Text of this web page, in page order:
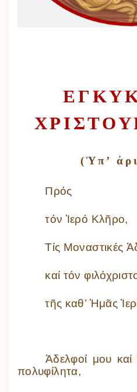
(Ὑπ’
Πρός
τόν Ἱερό Κλῆρο,
Τίς Μοναστικές
καί τόν
τῆς καθ’ Ἡμᾶς
Ἀδελφοί μου
πολυφίλητα,